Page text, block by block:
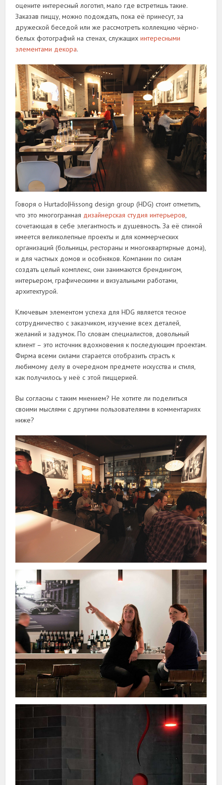
оцените интересный логотип, мало где встретишь такие.
Заказав пиццу, можно подождать, пока её принесут, за
дружеской беседой или же рассмотреть коллекцию чёрно-
белых фотографий на стенах, служащихинтересными
элементами декора.
Говоря о Hurtado|Hissong design group (HDG) стоит отметить,
что это многогранная дизайнерская студия интерьеров,
сочетающая в себе элегантность и душевность. За её спиной
имеется великолепные проекты и для коммерческих
организаций (больницы, рестораны и многоквартирные дома),
и для частных домов и особняков. Компании по силам
создать целый комплекс, они занимаются брендингом,
интерьером, графическими и визуальными работами,
архитектурой.
Ключевым элементом успеха для HDG является тесное
сотрудничество с заказчиком, изучение всех деталей,
желаний и задумок. По словам специалистов, довольный
клиент – это источник вдохновения к последующим проектам.
Фирма всеми силами старается отобразить страсть к
любимому делу в очередном предмете искусства и стиля,
как получилось у неё с этой пиццерией.
Вы согласны с таким мнением? Не хотите ли поделиться
своими мыслями с другими пользователями в комментариях
ниже?